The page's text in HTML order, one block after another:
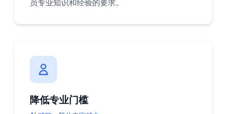
降低专业门槛